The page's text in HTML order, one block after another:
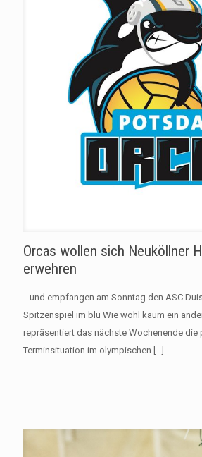
Orcas wollen sich Neuköllner
erwehren
…und empfangen am Sonntag den ASC
Spitzenspiel im blu Wie wohl kaum ein
repräsentiert das nächste Wochenende die
Terminsituation im olympischen […]